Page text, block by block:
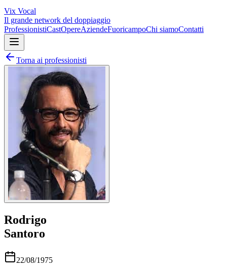
Vix Vocal
Il grande network del doppiaggio
ProfessionistiCastOpereAziendeFuoricampoChi siamoContatti
Torna ai professionisti
Rodrigo
Santoro
22/08/1975